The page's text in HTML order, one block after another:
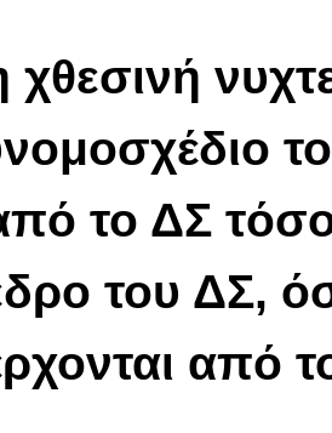
χθεσινή
το ΔΣ
του ΔΣ,
από